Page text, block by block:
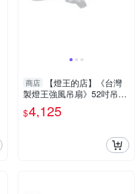
商店
【燈王的店】《台灣
製燈王強風吊扇》52吋吊扇
附IC電子開關(馬達保固十
年) ☆KS-169-IC
$4,125